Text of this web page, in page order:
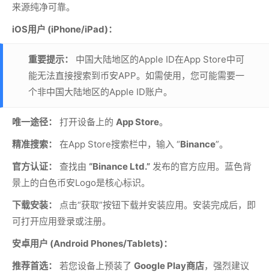
来源纯净可靠。
iOS用户 (iPhone/iPad)：
重要提示：
中国大陆地区的Apple ID在App Store中可
能无法直接搜索到币安APP。如需使用，您可能需要一
个非中国大陆地区的Apple ID账户。
唯一途径： 打开设备上的 App Store。
精准搜索：
在App Store搜索栏中，输入 “Binance”。
官方认证：
查找由 “Binance Ltd.” 发布的官方应用。蓝色背
景上的白色币安Logo是核心标识。
下载安装：
点击“获取”按钮下载并安装应用。安装完成后，即
可打开应用登录或注册。
安卓用户 (Android Phones/Tablets)：
推荐首选：
若您设备上预装了 Google Play商店，强烈建议